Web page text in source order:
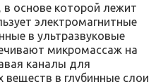
в основе которой лежит
электромагнитные
в ультразвуковые
микромассаж на
каналы для
веществ в глубинные слои